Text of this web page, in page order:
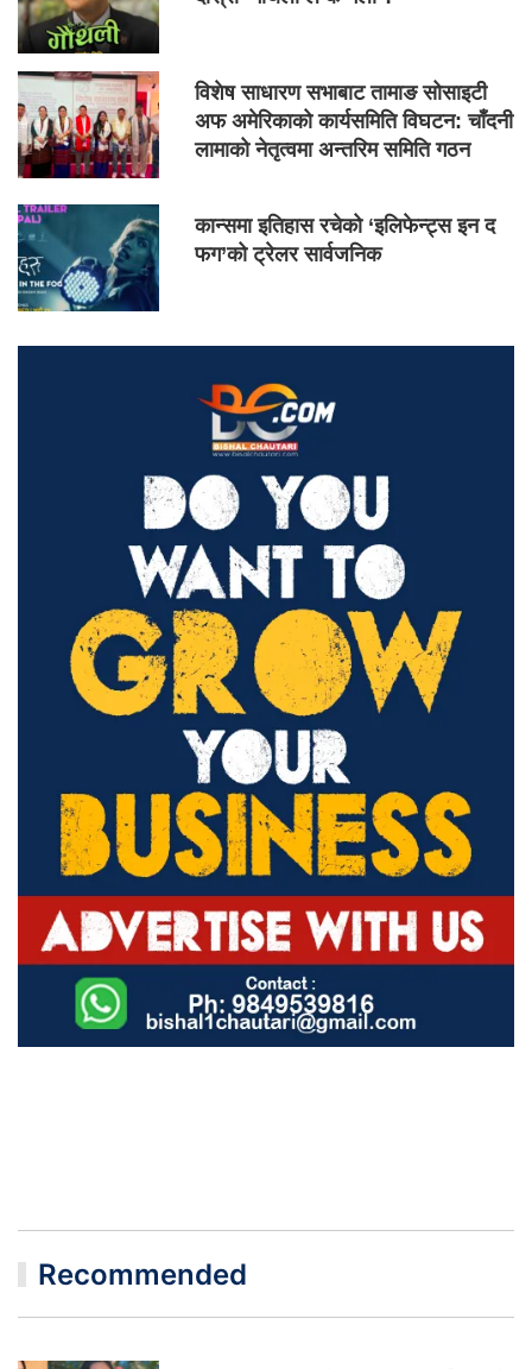
विशेष साधारण सभाबाट तामाङ सोसाइटी
अफ अमेरिकाको कार्यसमिति विघटन: चाँदनी
लामाको नेतृत्वमा अन्तरिम समिति गठन
कान्समा इतिहास रचेको ‘इलिफेन्ट्स इन द
फग’को ट्रेलर सार्वजनिक
Recommended